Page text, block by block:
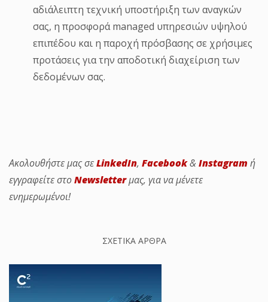
αδιάλειπτη τεχνική υποστήριξη των αναγκών
σας, η προσφορά managed υπηρεσιών υψηλού
επιπέδου και η παροχή πρόσβασης σε χρήσιμες
προτάσεις για την αποδοτική διαχείριση των
δεδομένων σας.
Ακολουθήστε μας σεLinkedIn, Facebook& Instagram ή
εγγραφείτε στοNewsletterμας, για να μένετε
ενημερωμένοι!
ΣΧΕΤΙΚΑ ΑΡΘΡΑ